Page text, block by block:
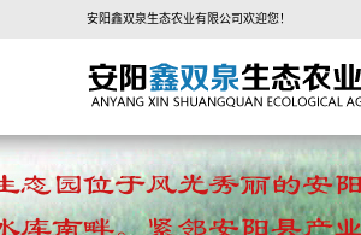
安阳鑫双泉生态农业有限公司欢迎您！